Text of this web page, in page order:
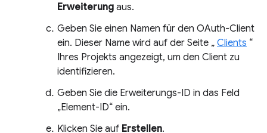
Erweiterung aus.
Geben Sie einen Namen für den OAuth-Client
ein. Dieser Name wird auf der Seite „ Clients “
Ihres Projekts angezeigt, um den Client zu
identifizieren.
Geben Sie die Erweiterungs-ID in das Feld
„Element-ID“ ein.
Klicken Sie auf Erstellen.